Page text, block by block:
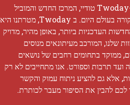
ברוכים הבאים ל-Twoday טודיי, המרכז החדש והמוביל
שלכם לכל מה שקורה בעולם היום. ב Twoday, מטרתנו היא
העדכניות ביותר, באופן מהיר, מדויק
שלנו, המורכב מעיתונאים מנוסים
ממוקד בתחומים רחבים של נושאים
ועד תרבות וספורט. אנו מתחייבים לא רק
אלא גם להציע ניתוח עמוק והקשר
לכם להבין את הסיפור מעבר לכותרת.